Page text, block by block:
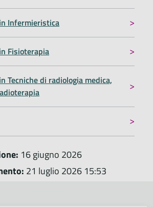
Infermieristica
Fisioterapia
Tecniche di radiologia medica,
16 giugno 2026
21 luglio 2026 15:53